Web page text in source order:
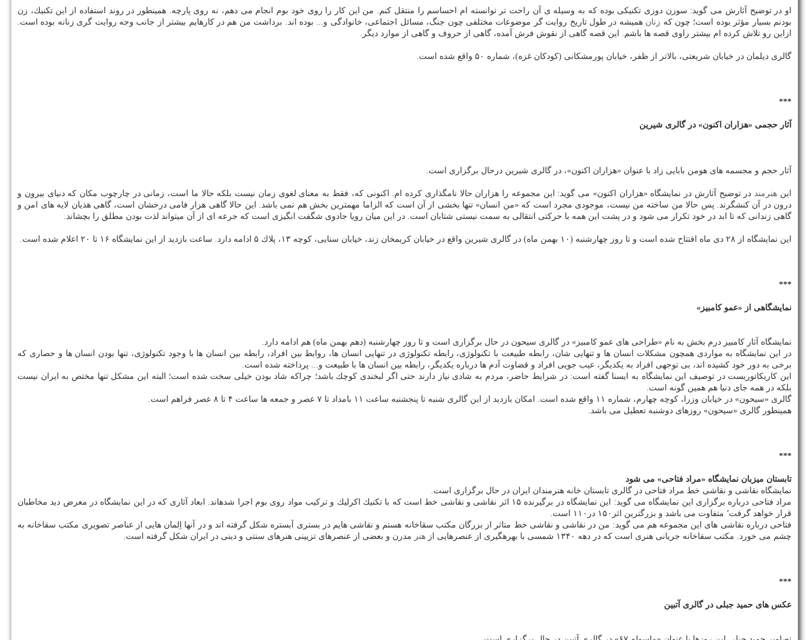
او در توضیح آثارش می گوید: سوزن دوزی تكنیكی بوده كه به وسیله ی آن راحت تر توانسته ام احساسم را منتقل كنم. من این كار را روی خود بوم انجام می دهم، نه روی پارچه. همینطور در روند استفاده از این تكنیك، زن
بودنم بسیار مؤثر بوده است؛ چون كه زنان همیشه در طول تاریخ روایت گر موضوعات مختلفی چون جنگ، مسائل اجتماعی، خانوادگی و... بوده اند. برداشت من هم در كارهایم بیشتر از جانب وجه روایت گری زنانه بوده است.
ازاین رو تلاش كرده ام بیشتر راوی قصه ها باشم. این قصه گاهی از نقوش فرش آمده، گاهی از حروف و گاهی از موارد دیگر.
گالری دیلمان در خیابان شریعتی، بالاتر از ظفر، خیابان پورمشكانی (كودكان غزه)، شماره ۵۰ واقع شده است.
***
آثار حجمی «هزاران اكنون» در گالری شیرین
آثار حجم و مجسمه های هومن بابایی زاد با عنوان «هزاران اكنون»، در گالری شیرین درحال برگزاری است.
این هنرمند در توضیح آثارش در نمایشگاه «هزاران اكنون» می گوید: این مجموعه را هزاران حالا نامگذاری كرده ام. اكنونی كه، فقط به معنای لغوی زمان نیست بلكه حالا ما است، زمانی در چارچوب مكان كه دنیای بیرون و
درون در آن كنشگرند. پس حالا من ساخته من نیست، موجودی مجرد است كه «من انسان» تنها بخشی از آن است كه الزاما مهمترین بخش هم نمی باشد. این حالا گاهی هزار فامی درخشان است، گاهی هذیان لایه های امن و
گاهی زندانی كه تا ابد در خود تكرار می شود و در پشت این همه با حركتی انتقالی به سمت نیستی شتابان است. در این میان رویا جادوی شگفت انگیزی است كه جرعه ای از آن میتواند لذت بودن مطلق را بچشاند.
این نمایشگاه از ۲۸ دی ماه افتتاح شده است و تا روز چهارشنبه (۱۰ بهمن ماه) در گالری شیرین واقع در خیابان كریمخان زند، خیابان سنایی، كوچه ۱۳، پلاك ۵ ادامه دارد. ساعت بازدید از این نمایشگاه ۱۶ تا ۲۰ اعلام شده است.
***
نمایشگاهی از «عمو كامبیز»
نمایشگاه آثار كامبیز درم بخش به نام «طراحی های عمو كامبیز» در گالری سیحون در حال برگزاری است و تا روز چهارشنبه (دهم بهمن ماه) هم ادامه دارد.
در این نمایشگاه به مواردی همچون مشكلات انسان ها و تنهایی شان، رابطه طبیعت با تكنولوژی، رابطه تكنولوژی در تنهایی انسان ها، روابط بین افراد، رابطه بین انسان ها با وجود تكنولوژی، تنها بودن انسان ها و حصاری كه
برخی به دور خود كشیده اند، بی توجهی افراد به یكدیگر، عیب جویی افراد و قضاوت آدم ها درباره یكدیگر، رابطه بین انسان ها با طبیعت و... پرداخته شده است.
این كاریكاتوریست در توصیف این نمایشگاه به ایسنا گفته است: در شرایط حاضر، مردم به شادی نیاز دارند حتی اگر لبخندی كوچك باشد؛ چراكه شاد بودن خیلی سخت شده است؛ البته این مشكل تنها مختص به ایران نیست
بلكه در همه جای دنیا هم همین گونه است.
گالری «سیحون» در خیابان وزرا، كوچه چهارم، شماره ۱۱ واقع شده است. امكان بازدید از این گالری شنبه تا پنجشنبه ساعت ۱۱ بامداد تا ۷ عصر و جمعه ها ساعت ۴ تا ۸ عصر فراهم است.
همینطور گالری «سیحون» روزهای دوشنبه تعطیل می باشد.
***
تابستان میزبان نمایشگاه «مراد فتاحی» می شود
نمایشگاه نقاشی و نقاشی خط مراد فتاحی در گالری تابستان خانه هنرمندان ایران در حال برگزاری است.
مراد فتاحی درباره برگزاری این نمایشگاه می گوید: این نمایشگاه در برگیرنده ۱۵ اثر نقاشی و نقاشی خط است كه با تكنیك اكرلیك و تركیب مواد روی بوم اجرا شده‎اند. ابعاد آثاری كه در این نمایشگاه در معرض دید مخاطبان
قرار خواهد گرفت٬ متفاوت می باشد و بزرگترین اثر۱۵۰ در۱۱۰ است.
فتاحی درباره نقاشی های این مجموعه هم می گوید: من در نقاشی و نقاشی خط متاثر از بزرگان مكتب سقاخانه هستم و نقاشی هایم در بستری آبستره شكل گرفته اند و در آنها اِلمان هایی از عناصر تصویری مكتب سقاخانه به
چشم می خورد. مكتب سقاخانه جریانی هنری است كه در دهه ۱۳۴۰ شمسی با بهره‎گیری از عنصرهایی از
هنر مدرن و بعضی از عنصرهای تزیینی هنرهای سنتی و دینی در ایران شكل گرفته است.
***
عكس های حمید جبلی در گالری آتبین